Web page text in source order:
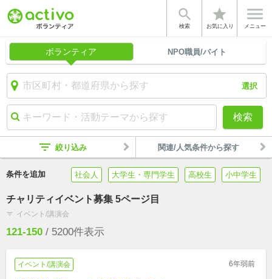

検索
star
お気に入り

メニュー
ボランティア NPO職員/バイト
選択
検索
filter_list 絞り込み 関連/人気条件から探す
条件を追加 社会人 大学生・専門学生 高校生 小中学生
チャリティイベント募集 5ページ目
filter_list イベント/講演会
121-150 / 5200件表示
イベント/講演会 6年弱前